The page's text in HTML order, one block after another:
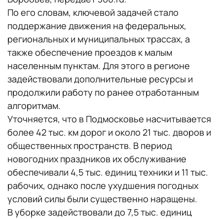
По его словам, ключевой задачей стало
поддержание движения на федеральных,
региональных и муниципальных трассах, а
также обеспечение проездов к малым
населенным пунктам. Для этого в регионе
задействовали дополнительные ресурсы и
продолжили работу по ранее отработанным
алгоритмам.
Уточняется, что в Подмосковье насчитывается
более 42 тыс. км дорог и около 21 тыс. дворов и
общественных пространств. В период
новогодних праздников их обслуживание
обеспечивали 4,5 тыс. единиц техники и 11 тыс.
рабочих, однако после ухудшения погодных
условий силы были существенно наращены.
В уборке задействовали до 7,5 тыс. единиц